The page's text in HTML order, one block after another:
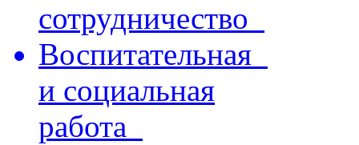
сотрудничество
Воспитательная
и социальная
работа